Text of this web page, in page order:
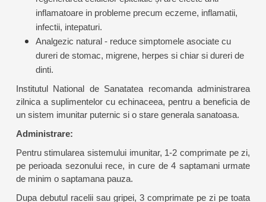
inflamatoare in probleme precum eczeme, inflamatii,
infectii, intepaturi.
Analgezic natural - reduce simptomele asociate cu
dureri de stomac, migrene, herpes si chiar si dureri de
dinti.
Institutul National de Sanatatea recomanda administrarea
zilnica a suplimentelor cu echinaceea, pentru a beneficia de
un sistem imunitar puternic si o stare generala sanatoasa.
Administrare:
Pentru stimularea sistemului imunitar, 1-2 comprimate pe zi,
pe perioada sezonului rece, in cure de 4 saptamani urmate
de minim o saptamana pauza.
Dupa debutul racelii sau gripei, 3 comprimate pe zi pe toata